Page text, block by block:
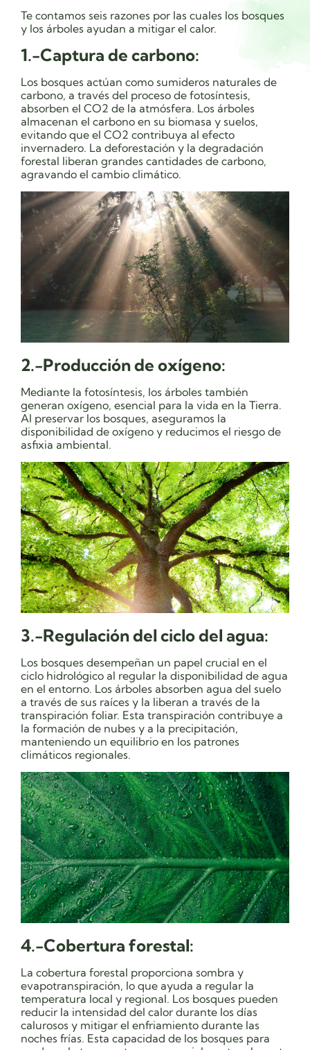
Te contamos seis razones por las cuales los bosques
y los árboles ayudan a mitigar el calor.
1.-Captura de carbono:
Los bosques actúan como sumideros naturales de
carbono, a través del proceso de fotosíntesis,
absorben el CO2 de la atmósfera. Los árboles
almacenan el carbono en su biomasa y suelos,
evitando que el CO2 contribuya al efecto
invernadero. La deforestación y la degradación
forestal liberan grandes cantidades de carbono,
agravando el cambio climático.
2.-Producción de oxígeno:
Mediante la fotosíntesis, los árboles también
generan oxígeno, esencial para la vida en la Tierra.
Al preservar los bosques, aseguramos la
disponibilidad de oxígeno y reducimos el riesgo de
asfixia ambiental.
3.-Regulación del ciclo del agua:
Los bosques desempeñan un papel crucial en el
ciclo hidrológico al regular la disponibilidad de agua
en el entorno. Los árboles absorben agua del suelo
a través de sus raíces y la liberan a través de la
transpiración foliar. Esta transpiración contribuye a
la formación de nubes y a la precipitación,
manteniendo un equilibrio en los patrones
climáticos regionales.
4.-Cobertura forestal:
La cobertura forestal proporciona sombra y
evapotranspiración, lo que ayuda a regular la
temperatura local y regional. Los bosques pueden
reducir la intensidad del calor durante los días
calurosos y mitigar el enfriamiento durante las
noches frías. Esta capacidad de los bosques para